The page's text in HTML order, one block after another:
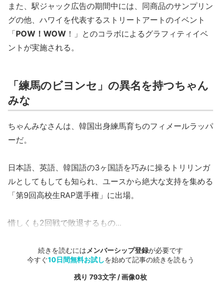
また、駅ジャック広告の期間中には、同商品のサンプリン
グの他、ハワイを代表するストリートアートのイベント
「POW！WOW ！」とのコラボによるグラフィティイベ
ントが実施される。
「練馬のビヨンセ」の異名を持つちゃん
みな
ちゃんみなさんは、韓国出身練馬育ちのフィメールラッパ
ーだ。
日本語、英語、韓国語の3ヶ国語を巧みに操るトリリンガ
ルとしてもしても知られ、ユースから絶大な支持を集める
「第9回高校生RAP選手権」に出場。
惜しくも2回戦で敗退するもの...
続きを読むには メンバーシップ登録が必要です
今すぐ10日間無料お試しを始めて記事の続きを読もう
残り 793文字 / 画像0枚